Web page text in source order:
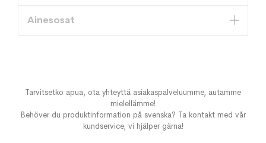
Ainesosat
Tarvitsetko apua, ota yhteyttä asiakaspalveluumme, autamme
mielellämme!
Behöver du produktinformation på svenska? Ta kontakt med vår
kundservice, vi hjälper gärna!